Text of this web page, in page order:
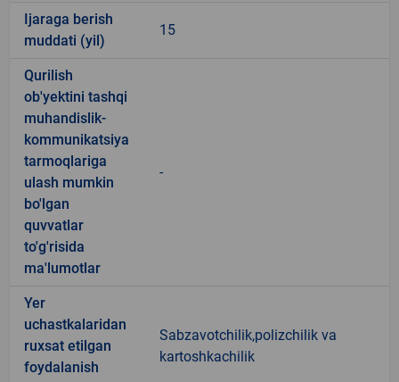
Ijaraga berish
muddati (yil)
15
Qurilish
ob'yektini tashqi
muhandislik-
kommunikatsiya
tarmoqlariga
ulash mumkin
bo'lgan
quvvatlar
to'g'risida
ma'lumotlar
-
Yer
uchastkalaridan
ruxsat etilgan
foydalanish
Sabzavotchilik,polizchilik va
kartoshkachilik